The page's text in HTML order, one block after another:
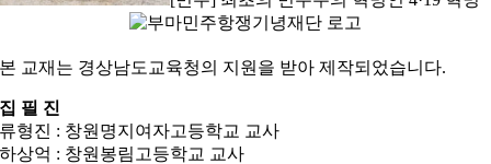
본 교재는 경상남도교육청의 지원을 받아 제작되었습니다.
집 필 진
류형진 : 창원명지여자고등학교 교사
하상억 : 창원봉림고등학교 교사